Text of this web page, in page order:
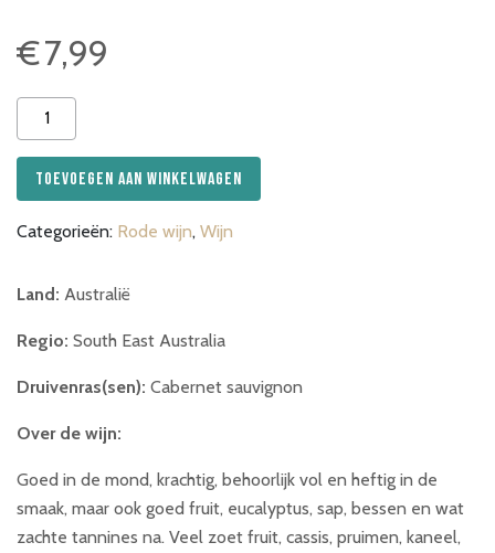
€7,99
Deakin
Cabernet
Sauvignon
aantal
Toevoegen aan winkelwagen
Categorieën: Rode wijn, Wijn
Land: Australië
Regio: South East Australia
Druivenras(sen): Cabernet sauvignon
Over de wijn:
Goed in de mond, krachtig, behoorlijk vol en heftig in de
smaak, maar ook goed fruit, eucalyptus, sap, bessen en wat
zachte tannines na. Veel zoet fruit, cassis, pruimen, kaneel,